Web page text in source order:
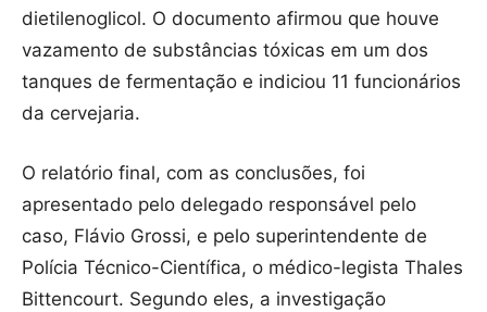
dietilenoglicol. O documento afirmou que houve
vazamento de substâncias tóxicas em um dos
tanques de fermentação e indiciou 11 funcionários
da cervejaria.
O relatório final, com as conclusões, foi
apresentado pelo delegado responsável pelo
caso, Flávio Grossi, e pelo superintendente de
Polícia Técnico-Científica, o médico-legista Thales
Bittencourt. Segundo eles, a investigação